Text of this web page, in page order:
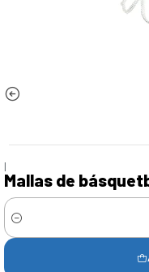
|
Mallas de
Cantidad